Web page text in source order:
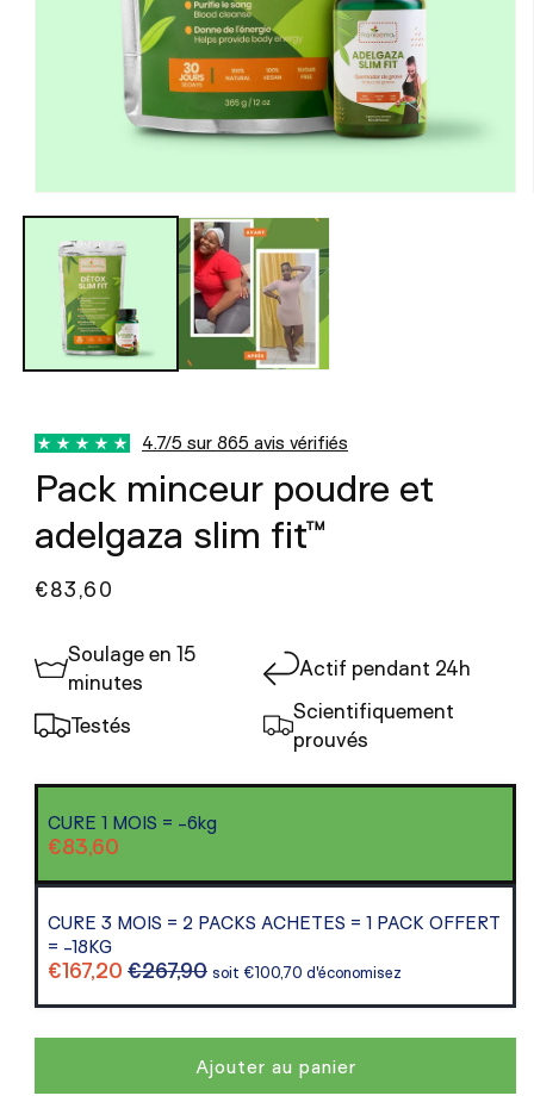
4.7/5 sur 865 avis vérifiés
Pack minceur poudre et
adelgaza slim fit™
Prix
€83,60
Soulage en 15
minutes
Actif pendant 24h
Testés
Scientifiquement
prouvés
CURE 1 MOIS = -6kg
€83,60
CURE 3 MOIS = 2 PACKS ACHETES = 1 PACK OFFERT
= -18KG
€167,20 €267,90 soit €100,70 d'économisez
Ajouter au panier